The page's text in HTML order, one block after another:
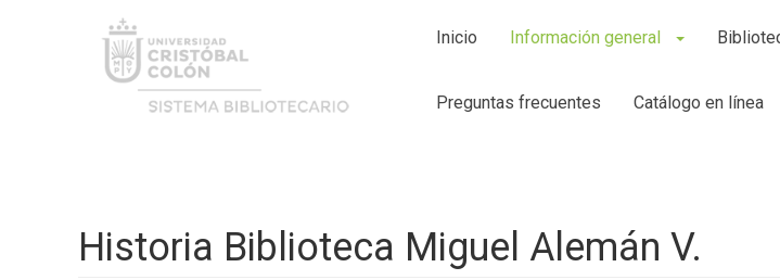
Inicio Información general
Preguntas frecuentes Catálogo en línea
Historia Biblioteca Miguel Alemán V.